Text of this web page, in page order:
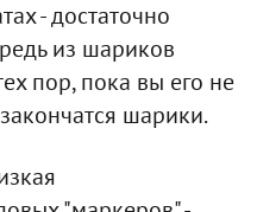
- достаточно
из шариков
пор, пока вы его не
шарики.